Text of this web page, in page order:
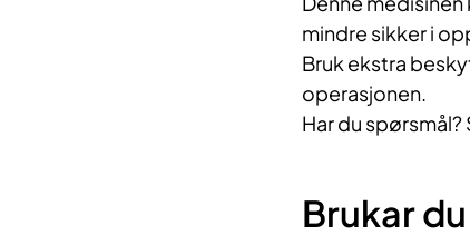
mindre sikker i
Bruk ekstra
operasjonen.
Har du
Brukar